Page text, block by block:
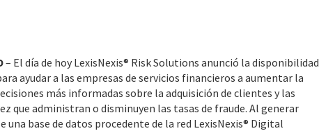
– El día de hoy LexisNexis® Risk Solutions anunció la disponibilidad
ayudar a las empresas de servicios financieros a aumentar la
más informadas sobre la adquisición de clientes y las
que administran o disminuyen las tasas de fraude. Al generar
base de datos procedente de la red LexisNexis® Digital